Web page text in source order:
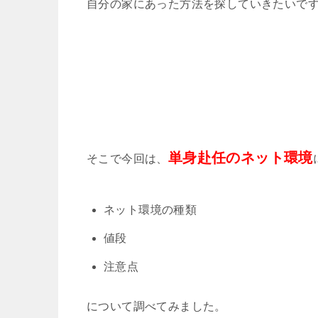
自分の家にあった方法を探していきたいです
そこで今回は、 単身赴任のネット環境
ネット環境の種類
値段
注意点
について調べてみました。